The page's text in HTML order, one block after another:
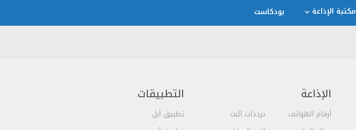
مكتبة الإذاعة بودكاست
الإذاعة
أرقام الهواتف
ترددات البث
التطبيقات
تطبيق أبل